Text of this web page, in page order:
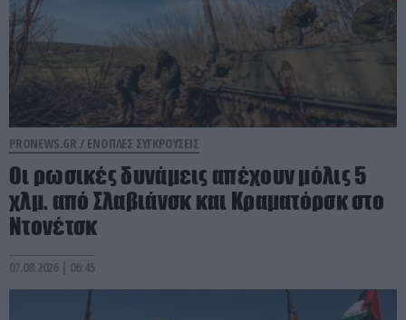
PRONEWS.GR / ΕΝΟΠΛΕΣ ΣΥΓΚΡΟΥΣΕΙΣ
Οι ρωσικές δυνάμεις απέχουν μόλις 5
χλμ. από Σλαβιάνσκ και Κραματόρσκ στο
Ντονέτσκ
07.08.2026 | 06:45